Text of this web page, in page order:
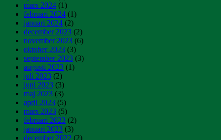
mars 2024 (1)
februari 2024 (1)
januari 2024 (2)
december 2023 (2)
november 2023 (6)
oktober 2023 (3)
september 2023 (3)
augusti 2023 (1)
juli 2023 (2)
juni 2023 (3)
maj 2023 (3)
april 2023 (5)
mars 2023 (5)
februari 2023 (2)
januari 2023 (3)
december 2022 (2)